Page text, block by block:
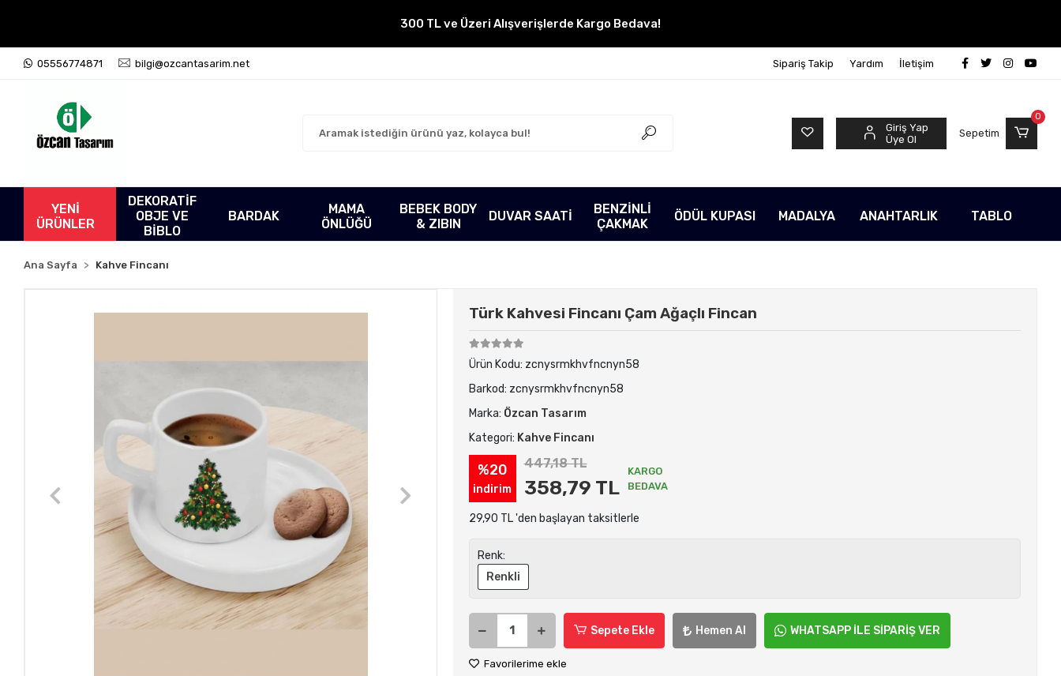
300 TL ve Üzeri Alışverişlerde Kargo Bedava!
05556774871 bilgi@ozcantasarim.net Sipariş Takip Yardım İletişim
Giriş Yap
Üye Ol
Sepetim
0
YENİ
ÜRÜNLER
DEKORATİF
OBJE VE
BİBLO
BARDAK
MAMA
ÖNLÜĞÜ
BEBEK BODY
& ZIBIN
DUVAR SAATİ
BENZİNLİ
ÇAKMAK
ÖDÜL KUPASI MADALYA ANAHTARLIK TABLO
Ana Sayfa Kahve Fincanı
Türk Kahvesi Fincanı Çam Ağaçlı Fincan
Ürün Kodu: zcnysrmkhvfncnyn58
Barkod: zcnysrmkhvfncnyn58
Marka: Özcan Tasarım
Kategori: Kahve Fincanı
%20
indirim
447,18 TL
358,79 TL
KARGO
BEDAVA
29,90 TL 'den başlayan taksitlerle
Renk:
Renkli
Sepete Ekle Hemen Al WHATSAPP İLE SİPARİŞ VER
Favorilerime ekle